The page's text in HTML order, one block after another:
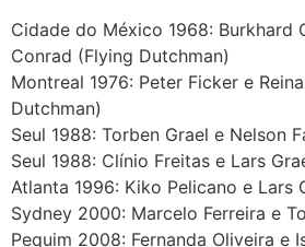
Cidade do México 1968: Burkhard
Conrad (Flying Dutchman)
Montreal 1976: Peter Ficker e
Dutchman)
Seul 1988: Torben Grael e Nelson
Seul 1988: Clínio Freitas e Lars
Atlanta 1996: Kiko Pelicano e Lars
Sydney 2000: Marcelo Ferreira e
Pequim 2008: Fernanda Oliveira e